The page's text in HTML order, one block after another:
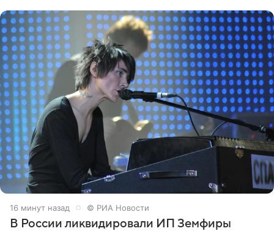
16 минут назад © РИА Новости
В России ликвидировали ИП Земфиры